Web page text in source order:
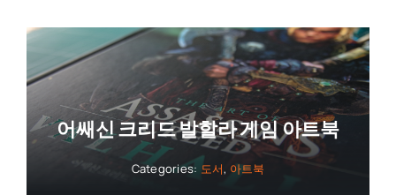
어쌔신 크리드 발할라 게임 아트북
Categories: 도서, 아트북